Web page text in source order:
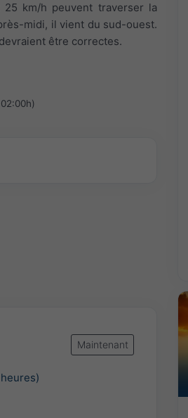
km/h peuvent traverser la
midi, il vient du sud-ouest.
être correctes.
Maintenant